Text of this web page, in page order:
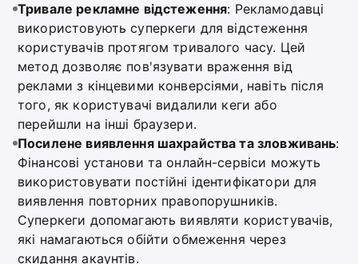
Тривале рекламне відстеження: Рекламодавці
використовують суперкеги для відстеження
користувачів протягом тривалого часу. Цей
метод дозволяє пов'язувати враження від
реклами з кінцевими конверсіями, навіть після
того, як користувачі видалили кеги або
перейшли на інші браузери.
Посилене виявлення шахрайства та зловживань:
Фінансові установи та онлайн-сервіси можуть
використовувати постійні ідентифікатори для
виявлення повторних правопорушників.
Суперкеги допомагають виявляти користувачів,
які намагаються обійти обмеження через
скидання акаунтів.